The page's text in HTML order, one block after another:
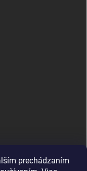
prechádzaním